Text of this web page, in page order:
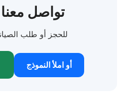
📞 تواصل
للحجز أو طلب
أو املأ النموذج